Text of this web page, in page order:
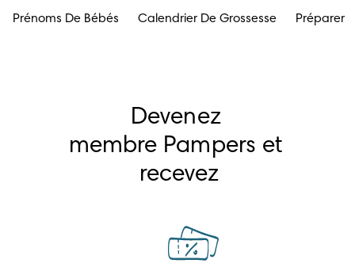
Prénoms De Bébés Calendrier De Grossesse Préparer
Devenez
membre Pampers et
recevez